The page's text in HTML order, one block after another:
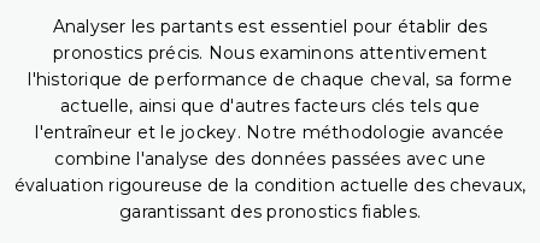
Analyser les partants est essentiel pour établir des
pronostics précis. Nous examinons attentivement
l'historique de performance de chaque cheval, sa forme
actuelle, ainsi que d'autres facteurs clés tels que
l'entraîneur et le jockey. Notre méthodologie avancée
combine l'analyse des données passées avec une
évaluation rigoureuse de la condition actuelle des chevaux,
garantissant des pronostics fiables.